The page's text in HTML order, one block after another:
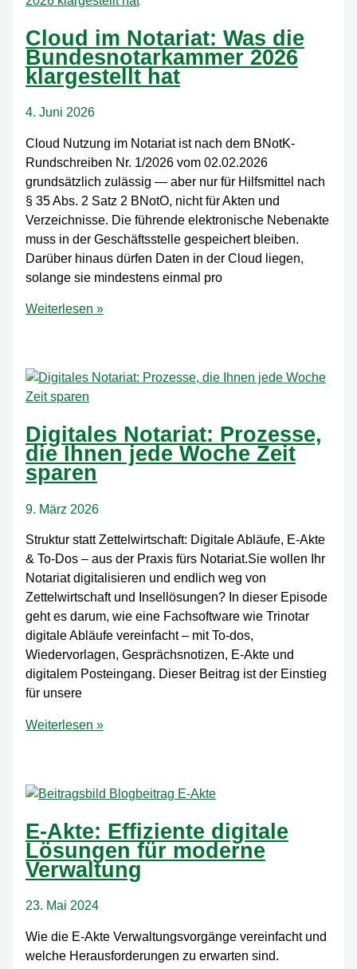
gmbh
wird
Teil
der
HTH-
Cloud im Notariat: Was die
Bundesnotarkammer 2026
klargestellt hat
4. Juni 2026
Cloud Nutzung im Notariat ist nach dem BNotK-
Rundschreiben Nr. 1/2026 vom 02.02.2026
grundsätzlich zulässig — aber nur für Hilfsmittel nach
§ 35 Abs. 2 Satz 2 BNotO, nicht für Akten und
Verzeichnisse. Die führende elektronische Nebenakte
muss in der Geschäftsstelle gespeichert bleiben.
Darüber hinaus dürfen Daten in der Cloud liegen,
solange sie mindestens einmal pro
Cloud
Was
die
Bundesnotarkammer
2026
klargestellt
hat
Weiterlesen »
Digitales Notariat: Prozesse,
die Ihnen jede Woche Zeit
sparen
9. März 2026
Struktur statt Zettelwirtschaft: Digitale Abläufe, E-Akte
& To-Dos – aus der Praxis fürs Notariat.Sie wollen Ihr
Notariat digitalisieren und endlich weg von
Zettelwirtschaft und Insellösungen? In dieser Episode
geht es darum, wie eine Fachsoftware wie Trinotar
digitale Abläufe vereinfacht – mit To-dos,
Wiedervorlagen, Gesprächsnotizen, E-Akte und
digitalem Posteingang. Dieser Beitrag ist der Einstieg
für unsere
Digitales
die
Ihnen
Woche
Zeit
sparen
Weiterlesen »
E-Akte: Effiziente digitale
Lösungen für moderne
Verwaltung
23. Mai 2024
Wie die E-Akte Verwaltungsvorgänge vereinfacht und
welche Herausforderungen zu erwarten sind.